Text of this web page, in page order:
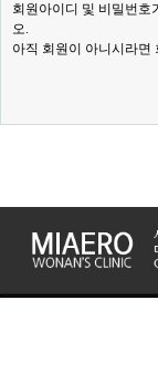
회원아이디 및 비밀번호
오.
아직 회원이 아니시라면